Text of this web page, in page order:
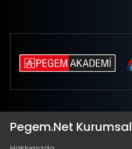
Pegem.Net Kurumsal